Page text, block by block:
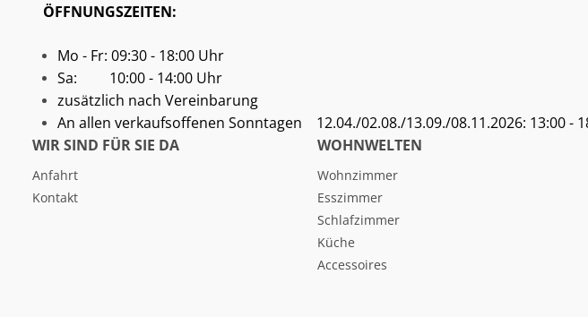
ÖFFNUNGSZEITEN:
Mo - Fr: 09:30 - 18:00 Uhr
Sa: 10:00 - 14:00 Uhr
zusätzlich nach Vereinbarung
An allen verkaufsoffenen Sonntagen
12.04./02.08./13.09./08.11.2026: 13:00 -
WIR SIND FÜR SIE DA
Anfahrt
Kontakt
WOHNWELTEN
Wohnzimmer
Esszimmer
Schlafzimmer
Küche
Accessoires